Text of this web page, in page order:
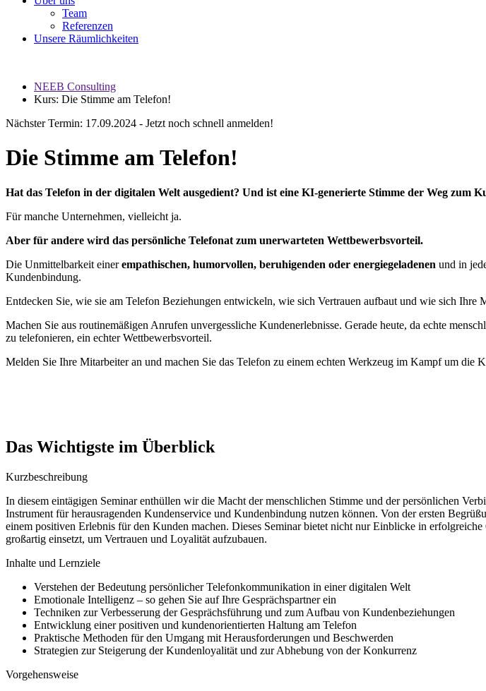
Team
Referenzen
Unsere Räumlichkeiten
NEEB Consulting
Kurs: Die Stimme am Telefon!
Nächster Termin: 17.09.2024 - Jetzt noch schnell anmelden!
Die Stimme am Telefon!
Hat das Telefon in der digitalen Welt ausgedient? Und ist eine KI-generierte Stimme der Weg zum
Für manche Unternehmen, vielleicht ja.
Aber für andere wird das persönliche Telefonat zum unerwarteten Wettbewerbsvorteil.
Die Unmittelbarkeit einerempathischen, humorvollen, beruhigenden oder energiegeladenen und in
Kundenbindung.
Entdecken Sie, wie sie am Telefon Beziehungen entwickeln, wie sich Vertrauen aufbaut und wie sich Ihre
Machen Sie aus routinemäßigen Anrufen unvergessliche Kundenerlebnisse. Gerade heute, da echte
zu telefonieren, ein echter Wettbewerbsvorteil.
Melden Sie Ihre Mitarbeiter an und machen Sie das Telefon zu einem echten Werkzeug im Kampf um die
Das Wichtigste im Überblick
Kurzbeschreibung
In diesem eintägigen Seminar enthüllen wir die Macht der menschlichen Stimme und der persönlichen
Instrument für herausragenden Kundenservice und Kundenbindung nutzen können. Von der ersten
einem positiven Erlebnis für den Kunden machen. Dieses Seminar bietet nicht nur Einblicke in
großartig einsetzt, um Vertrauen und Loyalität aufzubauen.
Inhalte und Lernziele
Verstehen der Bedeutung persönlicher Telefonkommunikation in einer digitalen Welt
Emotionale Intelligenz – so gehen Sie auf Ihre Gesprächspartner ein
Techniken zur Verbesserung der Gesprächsführung und zum Aufbau von Kundenbeziehungen
Entwicklung einer positiven und kundenorientierten Haltung am Telefon
Praktische Methoden für den Umgang mit Herausforderungen und Beschwerden
Strategien zur Steigerung der Kundenloyalität und zur Abhebung von der Konkurrenz
Vorgehensweise